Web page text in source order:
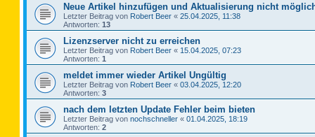
Neue Artikel hinzufügen und Aktualisierung nicht
Letzter Beitrag von Robert Beer « 25.04.2025, 11:38
Antworten: 13
Lizenzserver nicht zu erreichen
Letzter Beitrag von Robert Beer « 15.04.2025, 07:23
Antworten: 1
meldet immer wieder Artikel Ungültig
Letzter Beitrag von Robert Beer « 03.04.2025, 12:20
Antworten: 3
nach dem letzten Update Fehler beim bieten
Letzter Beitrag von nochschneller « 01.04.2025, 18:19
Antworten: 2